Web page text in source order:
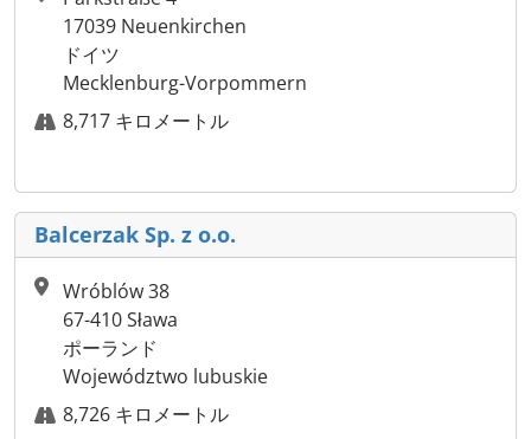
17039 Neuenkirchen
ドイツ
Mecklenburg-Vorpommern
8,717 キロメートル
Balcerzak Sp. z o.o.
Wróblów 38
67-410 Sława
ポーランド
Województwo lubuskie
8,726 キロメートル